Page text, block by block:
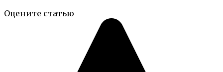
Оцените статью